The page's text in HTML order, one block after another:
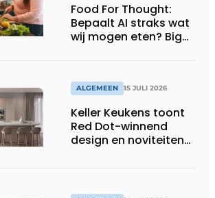
Food For Thought:
Bepaalt AI straks wat
wij mogen eten? Big
ALGEMEEN 15 JULI 2026
Keller Keukens toont
Red Dot-winnend
design en noviteiten